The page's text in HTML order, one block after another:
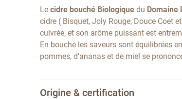
Lecidre bouché Biologique du Domaine
cidre ( Bisquet, Joly Rouge, Douce Coet
cuivrée, et son arôme puissant est
En bouche les saveurs sont équilibrées
pommes, d'ananas et de miel se
Origine & certification